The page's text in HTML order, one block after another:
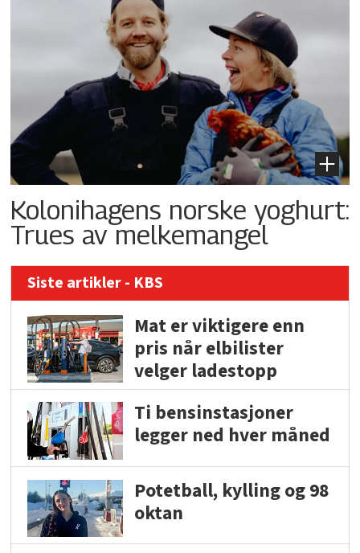
Kolonihagens norske yoghurt:
Trues av melkemangel
Siste artikler - KBS
Mat er viktigere enn
pris når elbilister
velger ladestopp
Ti bensinstasjoner
legger ned hver måned
Potetball, kylling og 98
oktan